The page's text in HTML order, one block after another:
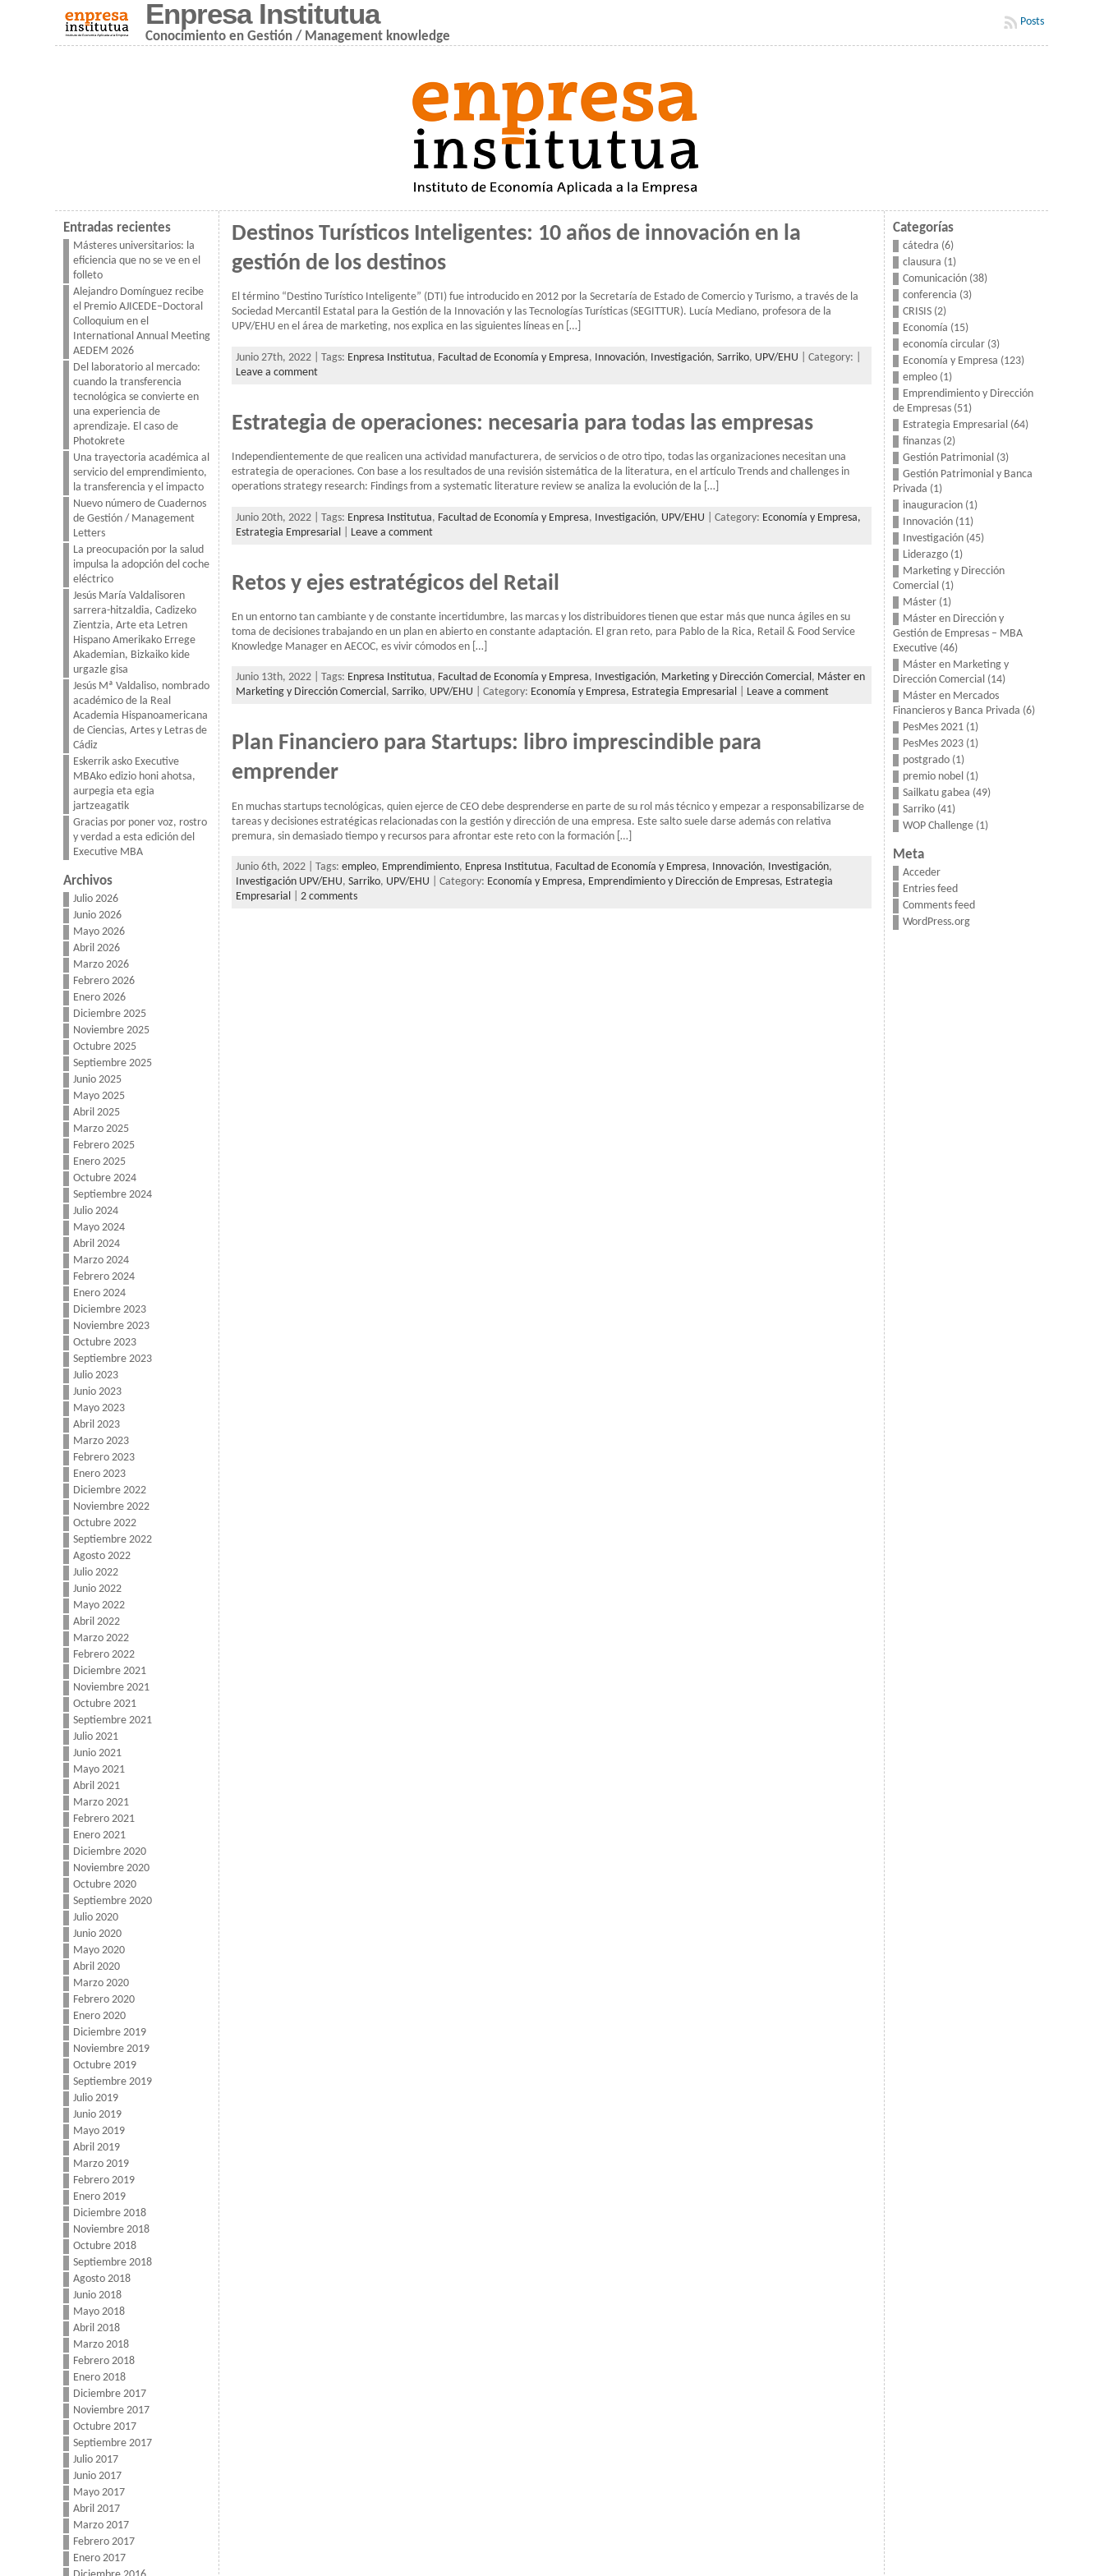
Enpresa Institutua
Conocimiento en Gestión / Management knowledge
Posts
Entradas recientes
Másteres universitarios: la
eficiencia que no se ve en el
folleto
Alejandro Domínguez recibe
el Premio AJICEDE–Doctoral
Colloquium en el
International Annual Meeting
AEDEM 2026
Del laboratorio al mercado:
cuando la transferencia
tecnológica se convierte en
una experiencia de
aprendizaje. El caso de
Photokrete
Una trayectoria académica al
servicio del emprendimiento,
la transferencia y el impacto
Nuevo número de Cuadernos
de Gestión / Management
Letters
La preocupación por la salud
impulsa la adopción del coche
eléctrico
Jesús María Valdalisoren
sarrera-hitzaldia, Cadizeko
Zientzia, Arte eta Letren
Hispano Amerikako Errege
Akademian, Bizkaiko kide
urgazle gisa
Jesús Mª Valdaliso, nombrado
académico de la Real
Academia Hispanoamericana
de Ciencias, Artes y Letras de
Cádiz
Eskerrik asko Executive
MBAko edizio honi ahotsa,
aurpegia eta egia
jartzeagatik
Gracias por poner voz, rostro
y verdad a esta edición del
Executive MBA
Archivos
Julio 2026
Junio 2026
Mayo 2026
Abril 2026
Marzo 2026
Febrero 2026
Enero 2026
Diciembre 2025
Noviembre 2025
Octubre 2025
Septiembre 2025
Junio 2025
Mayo 2025
Abril 2025
Marzo 2025
Febrero 2025
Enero 2025
Octubre 2024
Septiembre 2024
Julio 2024
Mayo 2024
Abril 2024
Marzo 2024
Febrero 2024
Enero 2024
Diciembre 2023
Noviembre 2023
Octubre 2023
Septiembre 2023
Julio 2023
Junio 2023
Mayo 2023
Abril 2023
Marzo 2023
Febrero 2023
Enero 2023
Diciembre 2022
Noviembre 2022
Octubre 2022
Septiembre 2022
Agosto 2022
Julio 2022
Junio 2022
Mayo 2022
Abril 2022
Marzo 2022
Febrero 2022
Diciembre 2021
Noviembre 2021
Octubre 2021
Septiembre 2021
Julio 2021
Junio 2021
Mayo 2021
Abril 2021
Marzo 2021
Febrero 2021
Enero 2021
Diciembre 2020
Noviembre 2020
Octubre 2020
Septiembre 2020
Julio 2020
Junio 2020
Mayo 2020
Abril 2020
Marzo 2020
Febrero 2020
Enero 2020
Diciembre 2019
Noviembre 2019
Octubre 2019
Septiembre 2019
Julio 2019
Junio 2019
Mayo 2019
Abril 2019
Marzo 2019
Febrero 2019
Enero 2019
Diciembre 2018
Noviembre 2018
Octubre 2018
Septiembre 2018
Agosto 2018
Junio 2018
Mayo 2018
Abril 2018
Marzo 2018
Febrero 2018
Enero 2018
Diciembre 2017
Noviembre 2017
Octubre 2017
Septiembre 2017
Julio 2017
Junio 2017
Mayo 2017
Abril 2017
Marzo 2017
Febrero 2017
Enero 2017
Destinos Turísticos Inteligentes: 10 años de innovación en la
gestión de los destinos
El término “Destino Turístico Inteligente” (DTI) fue introducido en 2012 por la Secretaría de Estado de Comercio y Turismo, a través de la
Sociedad Mercantil Estatal para la Gestión de la Innovación y las Tecnologías Turísticas (SEGITTUR). Lucía Mediano, profesora de la
UPV/EHU en el área de marketing, nos explica en las siguientes líneas en […]
Junio 27th, 2022 | Tags: Enpresa Institutua, Facultad de Economía y Empresa, Innovación, Investigación,Sarriko, UPV/EHU | Category: |
Leave a comment
Estrategia de operaciones: necesaria para todas las empresas
Independientemente de que realicen una actividad manufacturera, de servicios o de otro tipo, todas las organizaciones necesitan una
estrategia de operaciones. Con base a los resultados de una revisión sistemática de la literatura, en el artículo Trends and challenges in
operations strategy research: Findings from a systematic literature review se analiza la evolución de la […]
Junio 20th, 2022 | Tags: Enpresa Institutua, Facultad de Economía y Empresa, Investigación, UPV/EHU | Category: Economía y Empresa,
Estrategia Empresarial
Leave a comment
Retos y ejes estratégicos del Retail
En un entorno tan cambiante y de constante incertidumbre, las marcas y los distribuidores tienen que estar más que nunca ágiles en su
toma de decisiones trabajando en un plan en abierto en constante adaptación. El gran reto, para Pablo de la Rica, Retail & Food Service
Knowledge Manager en AECOC, es vivir cómodos en […]
Junio 13th, 2022 | Tags: Enpresa Institutua, Facultad de Economía y Empresa, Investigación, Marketing y Dirección Comercial, Máster en
Marketing y Dirección Comercial,Sarriko, UPV/EHU | Category: Economía y Empresa, Estrategia Empresarial Leave a comment
Plan Financiero para Startups: libro imprescindible para
emprender
En muchas startups tecnológicas, quien ejerce de CEO debe desprenderse en parte de su rol más técnico y empezar a responsabilizarse de
tareas y decisiones estratégicas relacionadas con la gestión y dirección de una empresa. Este salto suele darse además con relativa
premura, sin demasiado tiempo y recursos para afrontar este reto con la formación […]
Junio 6th, 2022 | Tags:empleo, Emprendimiento, Enpresa Institutua, Facultad de Economía y Empresa, Innovación, Investigación,
Investigación UPV/EHU,Sarriko, UPV/EHU | Category: Economía y Empresa, Emprendimiento y Dirección de Empresas, Estrategia
Empresarial |2 comments
Categorías
cátedra (6)
clausura (1)
Comunicación (38)
conferencia (3)
CRISIS (2)
Economía (15)
economía circular (3)
Economía y Empresa (123)
empleo (1)
Emprendimiento y Dirección
de Empresas (51)
Estrategia Empresarial (64)
finanzas (2)
Gestión Patrimonial (3)
Gestión Patrimonial y Banca
Privada (1)
inauguracion (1)
Innovación (11)
Investigación (45)
Liderazgo (1)
Marketing y Dirección
Comercial (1)
Máster (1)
Máster en Dirección y
Gestión de Empresas – MBA
Executive (46)
Máster en Marketing y
Dirección Comercial (14)
Máster en Mercados
Financieros y Banca Privada (6)
PesMes 2021 (1)
PesMes 2023 (1)
postgrado (1)
premio nobel (1)
Sailkatu gabea (49)
Sarriko (41)
WOP Challenge (1)
Meta
Acceder
Entries feed
Comments feed
WordPress.org